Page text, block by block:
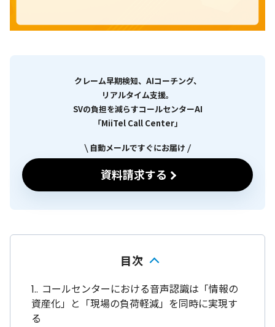
クレーム早期検知、AIコーチング、
リアルタイム支援。
SVの負担を減らすコールセンターAI
「MiiTel Call Center」
自動メールですぐにお届け
資料請求する
目次
1. コールセンターにおける音声認識は「情報の
資産化」と「現場の負荷軽減」を同時に実現す
る